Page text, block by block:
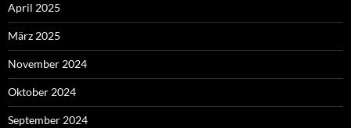
April 2025
März 2025
November 2024
Oktober 2024
September 2024